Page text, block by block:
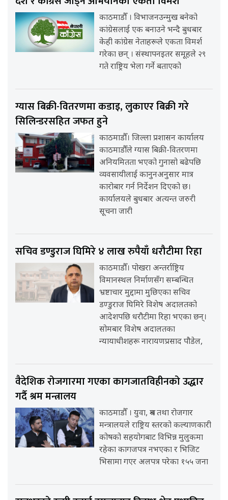
काठमाडौँ । विभाजनउन्मुख बनेको
कांग्रेसलाई एक बनाउने भन्दै बुधबार
केही कांग्रेस नेताहरूले एकता विमर्श
गरेका छन् । संस्थापनइतर समूहले २९
गते राष्ट्रिय भेला गर्ने बताएको
ग्यास बिक्री-वितरणमा कडाइ, लुकाएर बिक्री गरे
सिलिन्डरसहित जफत हुने
काठमाडौँ। जिल्ला प्रशासन कार्यालय
काठमाडौँले ग्यास बिक्री-वितरणमा
अनियमितता भएको गुनासो बढेपछि
व्यवसायीलाई कानुनअनुसार मात्र
कारोबार गर्न निर्देशन दिएको छ।
कार्यालयले बुधबार अत्यन्त जरुरी
सूचना जारी
सचिव डण्डुराज घिमिरे ४ लाख रुपैयाँ धरौटीमा रिहा
काठमाडौँ। पोखरा अन्तर्राष्ट्रिय
विमानस्थल निर्माणसँग सम्बन्धित
भ्रष्टाचार मुद्दामा मुछिएका सचिव
डण्डुराज घिमिरे विशेष अदालतको
आदेशपछि धरौटीमा रिहा भएका छन्।
सोमबार विशेष अदालतका
न्यायाधीशहरू नारायणप्रसाद पौडेल,
वैदेशिक रोजगारमा गएका कागजातविहीनको उद्धार
गर्दै श्रम मन्त्रालय
काठमाडौँ । युवा, श्रम तथा रोजगार
मन्त्रालयले राष्ट्रिय स्तरको कल्याणकारी
कोषको सहयोगबाट विभिन्न मुलुकमा
रहेका कागजपत्र नभएका र भिजिट
भिसामा गएर अलपत्र परेका १५५ जना